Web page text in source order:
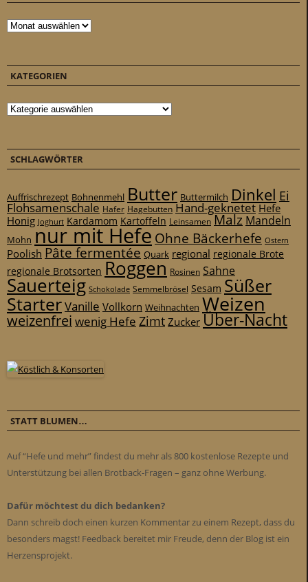
Archiv
KATEGORIEN
Kategorien
SCHLAGWÖRTER
Auffrischrezept Bohnenmehl Butter Buttermilch Dinkel Ei
Flohsamenschale Hafer Hagebutten Hand-geknetet Hefe
Honig Joghurt Kardamom Kartoffeln Leinsamen Malz Mandeln
Mohn nur mit Hefe Ohne Bäckerhefe Ostern
Poolish Pâte fermentée Quark regional regionale Brote
regionale Brotsorten Roggen Rosinen Sahne
Sauerteig Schokolade Semmelbrösel Sesam Süßer
StarterVanille Vollkorn Weihnachten Weizen
weizenfrei wenig Hefe ZimtZuckerÜber-Nacht
STATT BLUMEN…
Auf “Hefe und mehr” findest du mehr als 800 kostenlose Rezepte und
Unterstützung bei allen Brotback-Fragen – ganz ohne Werbung.
Dafür möchtest du dich bedanken?
Dann schreib doch einen kurzen Kommentar zu einem Rezept, dass du
besonders magst! Feedback bereitet mir Freude, denn der Blog ist ein
Herzensprojekt.